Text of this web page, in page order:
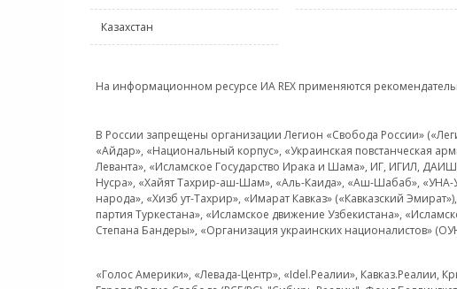
Казахстан
На информационном ресурсе ИА REX применяются
В России запрещены организации Легион «Свобода России»
«Айдар», «Национальный корпус», «Украинская повстанческая
Леванта», «Исламское Государство Ирака и Шама», ИГ, ИГИЛ,
Нусра», «Хайят Тахрир-аш-Шам», «Аль-Каида», «Аш-Шабаб»,
народа», «Хизб ут-Тахрир», «Имарат Кавказ» («Кавказский
партия Туркестана», «Исламское движение Узбекистана»,
Степана Бандеры», «Организация украинских националистов»
«Голос Америки», «Левада-Центр», «Idel.Реалии»,